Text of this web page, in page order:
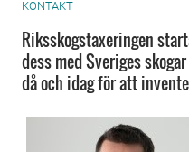
KONTAKT
Riksskogstaxeringen
dess med Sveriges
då och idag för att